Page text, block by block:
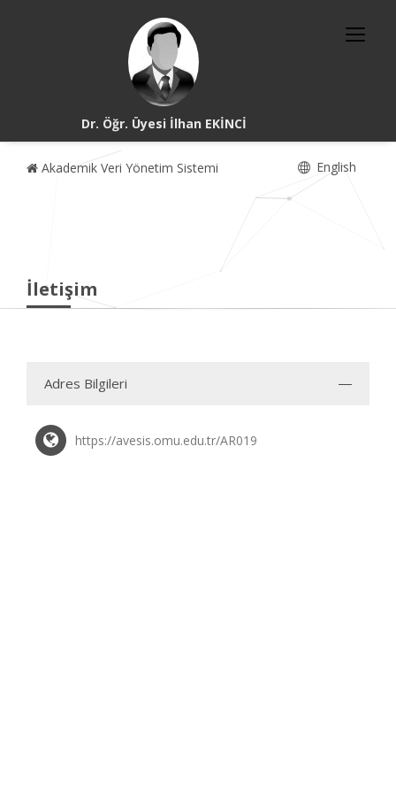
Dr. Öğr. Üyesi İlhan EKİNCİ
Akademik Veri Yönetim Sistemi English
İletişim
Adres Bilgileri
https://avesis.omu.edu.tr/AR019